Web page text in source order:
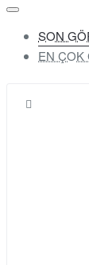
SON
EN ÇOK